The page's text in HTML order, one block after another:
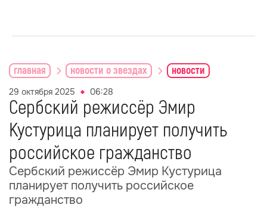
главная новости о звездах новости
29 октября 2025 06:28
Сербский режиссёр Эмир
Кустурица планирует получить
российское гражданство
Сербский режиссёр Эмир Кустурица
планирует получить российское
гражданство